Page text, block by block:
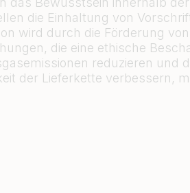
die Einhaltung von
wird durch die Förderung von
die eine ethische
reduzieren und
der Lieferkette verbessern,